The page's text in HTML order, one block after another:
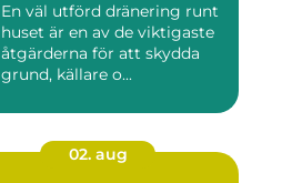
En väl utförd dränering runt
huset är en av de viktigaste
åtgärderna för att skydda
grund, källare o...
02. aug